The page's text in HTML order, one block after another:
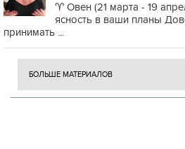
♈️ Овен (21 марта - 19
ясность в ваши планы
принимать ...
БОЛЬШЕ МАТЕРИАЛОВ